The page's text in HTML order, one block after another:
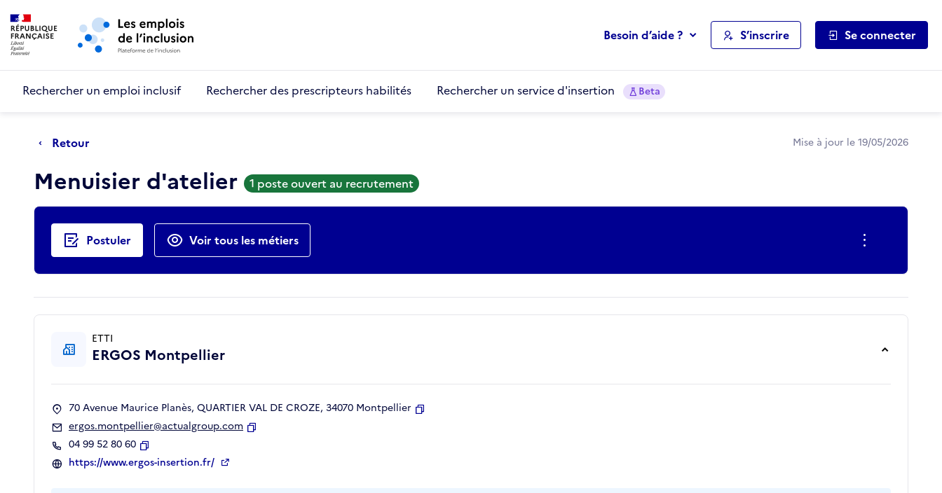
Aller au menu principal
Besoin d’aide ? S’inscrire Se connecter
Rechercher un emploi inclusif Rechercher des prescripteurs habilités Rechercher un service d'insertion Beta
Retour Mise à jour le 19/05/2026
Menuisier d'atelier 1 poste ouvert au recrutement
Actions rapides
Postuler Voir tous les métiers
ETTI
ERGOS Montpellier
70 Avenue Maurice Planès, QUARTIER VAL DE CROZE, 34070 Montpellier
ergos.montpellier@actualgroup.com
04 99 52 80 60
Copier
https://www.ergos-insertion.fr/